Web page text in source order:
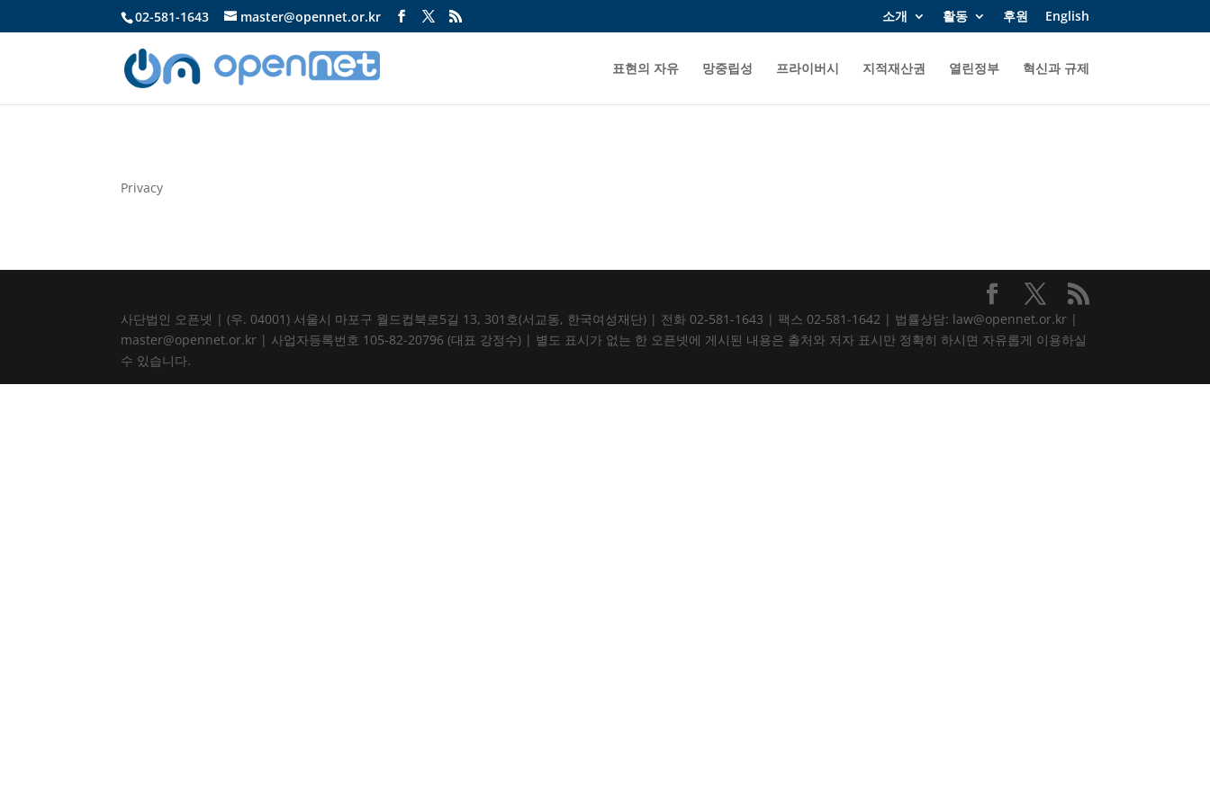
02-581-1643 master@opennet.or.kr 소개 활동 후원 English
표현의 자유 망중립성 프라이버시 지적재산권 열린정부 혁신과 규제
Privacy
사단법인 오픈넷 | (우. 04001) 서울시 마포구 월드컵북로5길 13, 301호(서교동, 한국여성재단) | 전화 02-581-1643 | 팩스 02-581-1642 | 법률상담: law@opennet.or.kr |
master@opennet.or.kr | 사업자등록번호 105-82-20796 (대표 강정수) | 별도 표시가 없는 한 오픈넷에 게시된 내용은 출처와 저자 표시만 정확히 하시면 자유롭게 이용하실
수 있습니다.